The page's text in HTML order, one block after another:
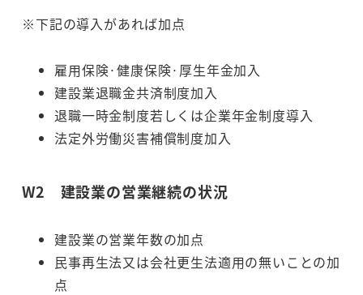
※下記の導入があれば加点
雇用保険·健康保険·厚生年金加入
建設業退職金共済制度加入
退職一時金制度若しくは企業年金制度導入
法定外労働災害補償制度加入
W2 建設業の営業継続の状況
建設業の営業年数の加点
民事再生法又は会社更生法適用の無いことの加
点